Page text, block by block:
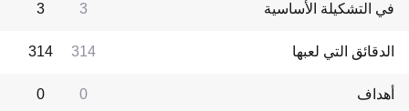
في التشكيلة الأساسية 3
3
الدقائق التي لعبها 314
314
أهداف 0
0